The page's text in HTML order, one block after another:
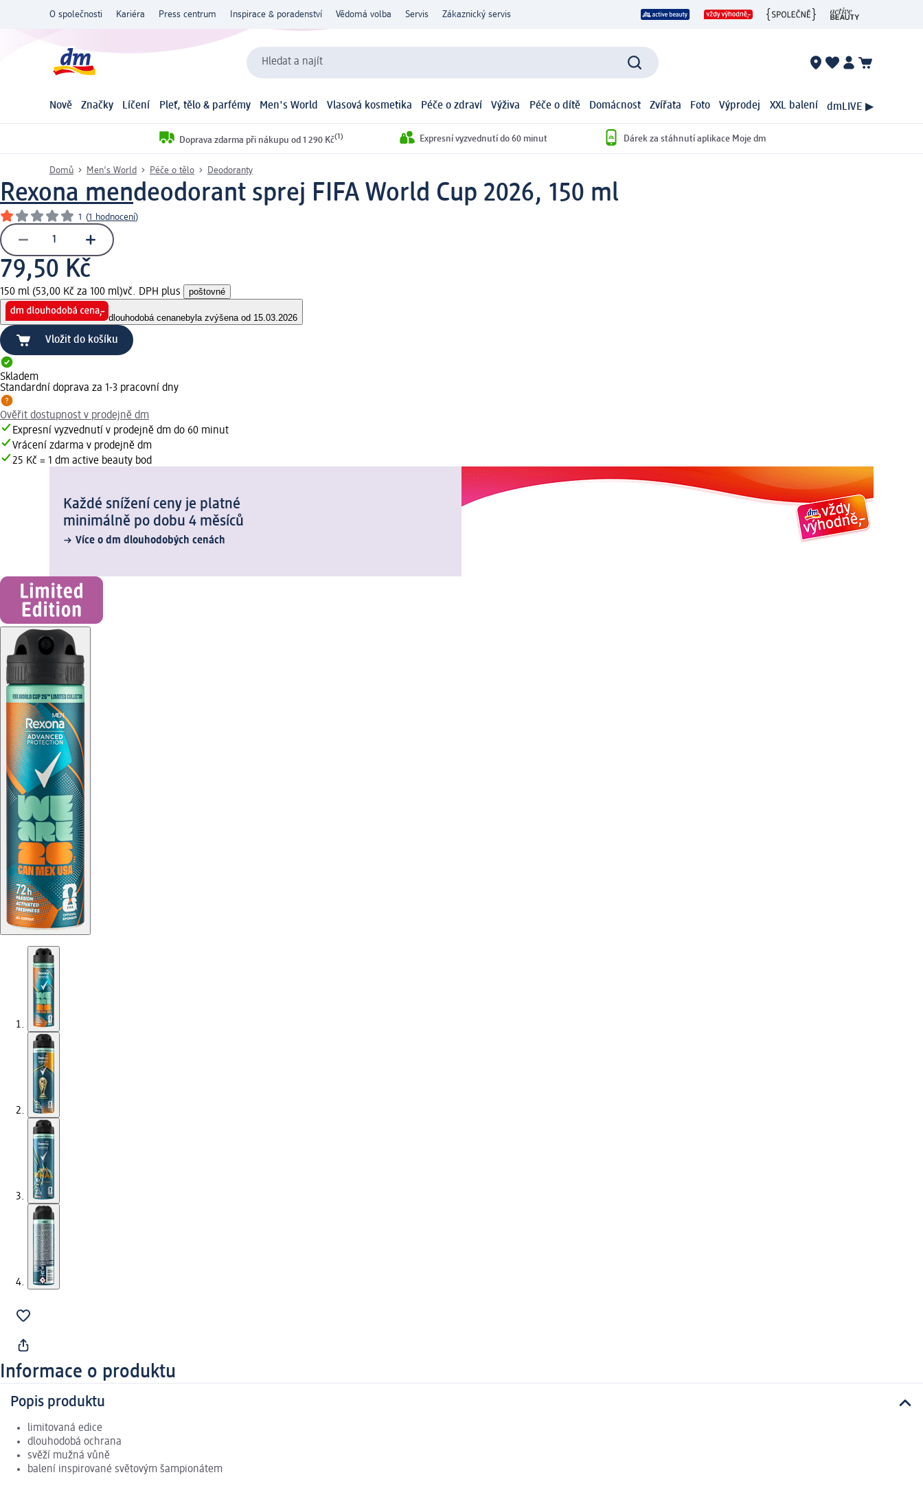
O společnosti Kariéra Press centrum Inspirace & poradenství Vědomá volba Servis Zákaznický servis
Hledat a najít
Nově Značky Líčení Pleť, tělo & parfémy Men's World Vlasová kosmetika Péče o zdraví Výživa Péče o dítě Domácnost Zvířata Foto Výprodej XXL balení dmLIVE ▶
Doprava zdarma při nákupu od 1 290 Kč(1) Expresní vyzvednutí do 60 minut Dárek za stáhnutí aplikace Moje dm
Domů Men's World Péče o tělo Deodoranty
Rexona mendeodorant sprej FIFA World Cup 2026, 150 ml
1 (1 hodnocení)
79,50 Kč
150 ml (53,00 Kč za 100 ml)vč. DPH plus poštovné
dlouhodobá cenanebyla zvýšena od 15.03.2026
Vložit do košíku
Skladem
Standardní doprava za 1-3 pracovní dny
Ověřit dostupnost v prodejně dm
Expresní vyzvednutí v prodejně dm do 60 minut
Vrácení zdarma v prodejně dm
25 Kč = 1 dm active beauty bod
Každé snížení ceny je platné
minimálně po dobu 4 měsíců
Více o dm dlouhodobých cenách
Informace o produktu
Popis produktu
limitovaná edice
dlouhodobá ochrana
svěží mužná vůně
balení inspirované světovým šampionátem